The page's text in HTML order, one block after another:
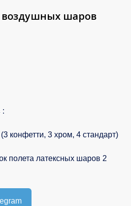
шаров
:
конфетти, 3 хром, 4 стандарт)
полета латексных шаров 2